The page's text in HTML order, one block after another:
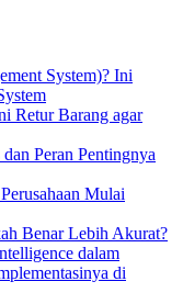
System)? Ini
Retur Barang agar
Peran Pentingnya
Mulai
Benar Lebih Akurat?
dalam
di